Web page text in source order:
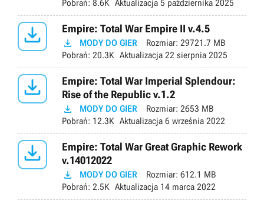
Pobrań: 8.6K Aktualizacja 5 października 2025
 Empire: Total War Empire II v.4.5
 MODY DO GIER Rozmiar: 29721.7 MB
Pobrań: 20.3K Aktualizacja 22 sierpnia 2025

Empire: Total War Imperial Splendour:
Rise of the Republic v.1.2
 MODY DO GIER Rozmiar: 2653 MB
Pobrań: 12.3K Aktualizacja 6 września 2022

Empire: Total War Great Graphic Rework
v.14012022
 MODY DO GIER Rozmiar: 612.1 MB
Pobrań: 2.5K Aktualizacja 14 marca 2022